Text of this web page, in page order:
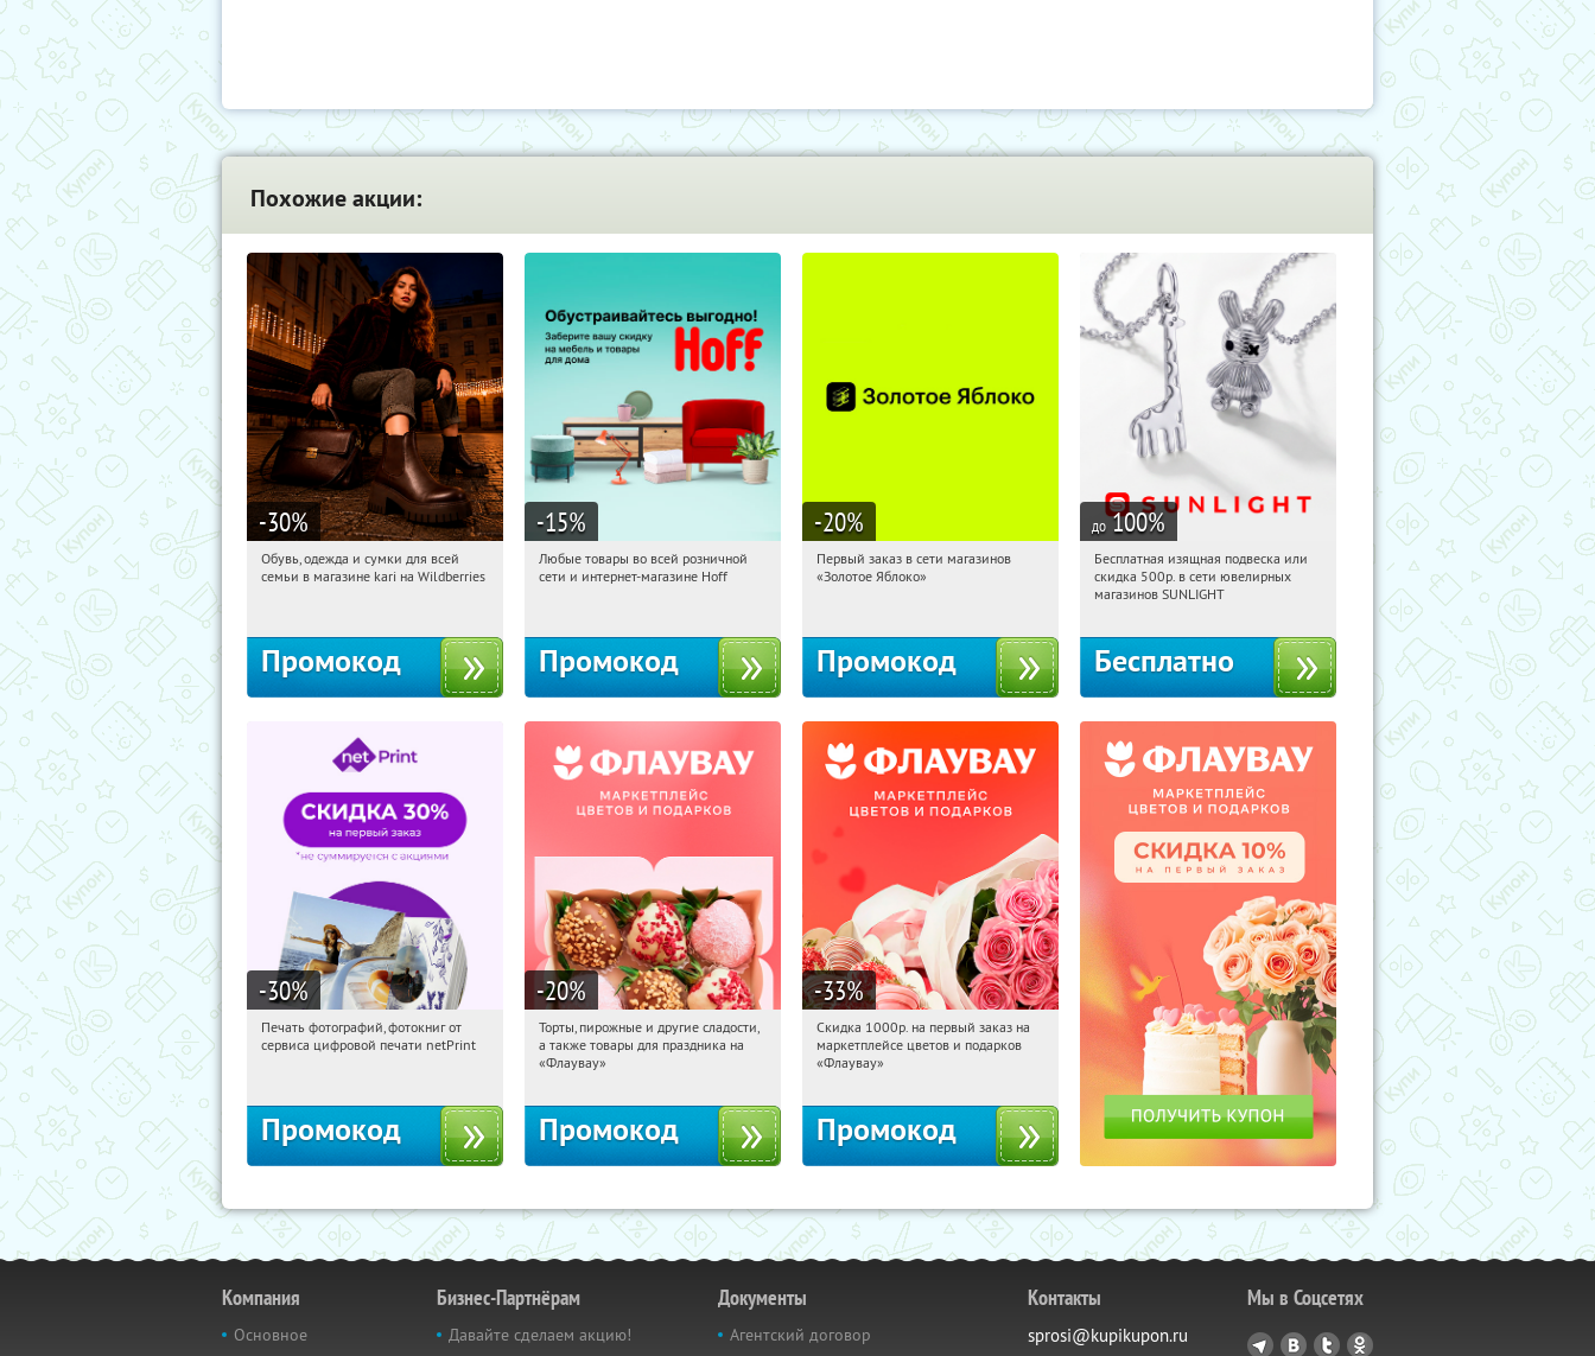
Похожие акции:
-30%
01:57:27 Получили:
Обувь, одежда и сумки для всей
семьи в магазине kari на Wildberries
Промокод
-15%
01:57:27 Получили:
Любые товары во всей розничной
сети и интернет-магазине Hoff
Промокод
-20%
01:57:27
Получи первым!
Первый заказ в сети магазинов
«Золотое Яблоко»
Промокод
до 100%
01:57:27 Получили:
Россия
Бесплатная изящная подвеска или
скидка 500р. в сети ювелирных
магазинов SUNLIGHT
Бесплатно
-30%
01:57:27 Получили:
Печать фотографий, фотокниг от
сервиса цифровой печати netPrint
Промокод
-20%
01:57:27 Получили:
Россия
Торты, пирожные и другие сладости,
а также товары для праздника на
«Флаувау»
Промокод
-33%
01:57:27 Получили:
Россия
Скидка 1000р. на первый заказ на
маркетплейсе цветов и подарков
«Флаувау»
Промокод
Компания
Основное
Бизнес-Партнёрам
Давайте сделаем акцию!
Документы
Агентский договор
Контакты
sprosi@kupikupon.ru
Мы в Соцсетях